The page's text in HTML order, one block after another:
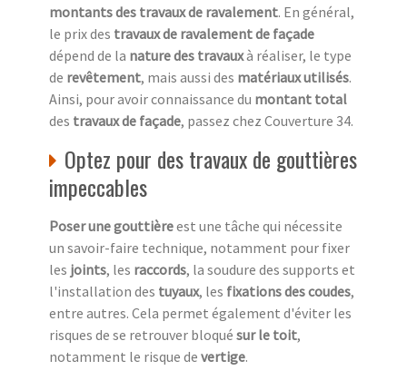
montants des travaux de ravalement. En général,
le prix des travaux de ravalement de façade
dépend de la nature des travauxà réaliser, le type
de revêtement, mais aussi des matériaux utilisés.
Ainsi, pour avoir connaissance du montant total
des travaux de façade, passez chez Couverture 34.
Optez pour des travaux de gouttières
impeccables
Poser une gouttièreest une tâche qui nécessite
un savoir-faire technique, notamment pour fixer
les joints, les raccords, la soudure des supports et
l'installation des tuyaux, les fixations des coudes,
entre autres. Cela permet également d'éviter les
risques de se retrouver bloqué sur le toit,
notamment le risque de vertige.